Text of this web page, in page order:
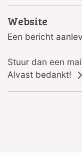
Website
Een bericht
Stuur dan een
Alvast bedankt!